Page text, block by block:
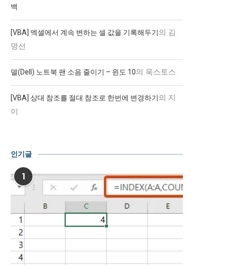
백
[VBA] 엑셀에서 계속 변하는 셀 값을 기록해두기의 김
명선
델(Dell) 노트북 팬 소음 줄이기 – 윈도 10의 욱스토스
[VBA] 상대 참조를 절대 참조로 한번에 변경하기의 지
이
인기글
1